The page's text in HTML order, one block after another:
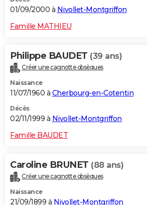
01/09/2000 à Nivollet-Montgriffon
Famille MATHIEU
Philippe BAUDET (39 ans)
Créer une cagnotte obsèques
Naissance
11/07/1960 à Cherbourg-en-Cotentin
Décès
02/11/1999 à Nivollet-Montgriffon
Famille BAUDET
Caroline BRUNET (88 ans)
Créer une cagnotte obsèques
Naissance
21/09/1899 à Nivollet-Montgriffon